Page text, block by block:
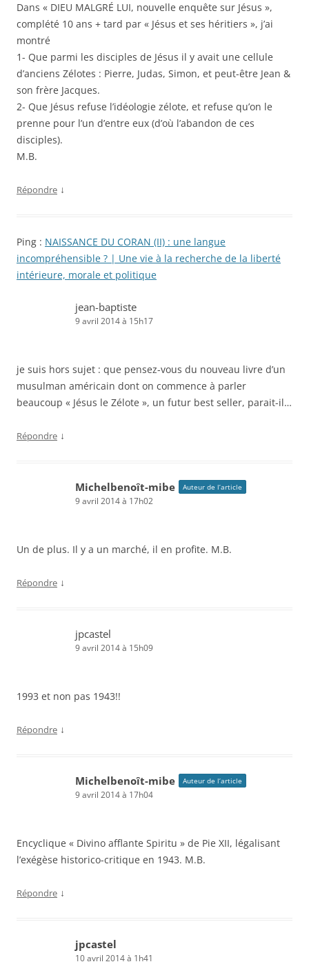
Dans « DIEU MALGRÉ LUI, nouvelle enquête sur Jésus »,
complété 10 ans + tard par « Jésus et ses héritiers », j’ai
montré
1- Que parmi les disciples de Jésus il y avait une cellule
d’anciens Zélotes : Pierre, Judas, Simon, et peut-être Jean &
son frère Jacques.
2- Que Jésus refuse l’idéologie zélote, et refuse qu’on le
prenne pour l’un d’entre eux (d’où l’abandon de ces
disciples).
M.B.
Répondre ↓
Ping : NAISSANCE DU CORAN (II) : une langue
incompréhensible ? | Une vie à la recherche de la liberté
intérieure, morale et politique
jean-baptiste
9 avril 2014 à 15h17
je suis hors sujet : que pensez-vous du nouveau livre d’un
musulman américain dont on commence à parler
beaucoup « Jésus le Zélote », un futur best seller, parait-il…
Répondre ↓
Michelbenoît-mibe Auteur de l’article
9 avril 2014 à 17h02
Un de plus. Il y a un marché, il en profite. M.B.
Répondre ↓
jpcastel
9 avril 2014 à 15h09
1993 et non pas 1943!!
Répondre ↓
Michelbenoît-mibe Auteur de l’article
9 avril 2014 à 17h04
Encyclique « Divino afflante Spiritu » de Pie XII, légalisant
l’exégèse historico-critique en 1943. M.B.
Répondre ↓
jpcastel
10 avril 2014 à 1h41